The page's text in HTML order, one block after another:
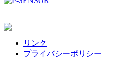
リンク
プライバシーポリシー